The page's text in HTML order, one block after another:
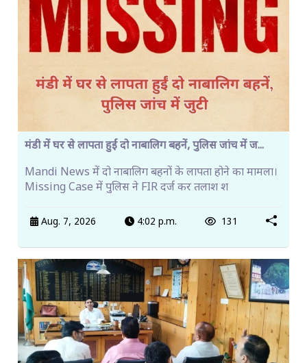
मंडी में घर से लापता हुईं दो नाबालिग बहनें, पुलिस जांच में ज...
Mandi News में दो नाबालिग बहनों के लापता होने का मामला।
Missing Case में पुलिस ने FIR दर्ज कर तलाश श
Aug. 7, 2026 4:02 p.m. 131